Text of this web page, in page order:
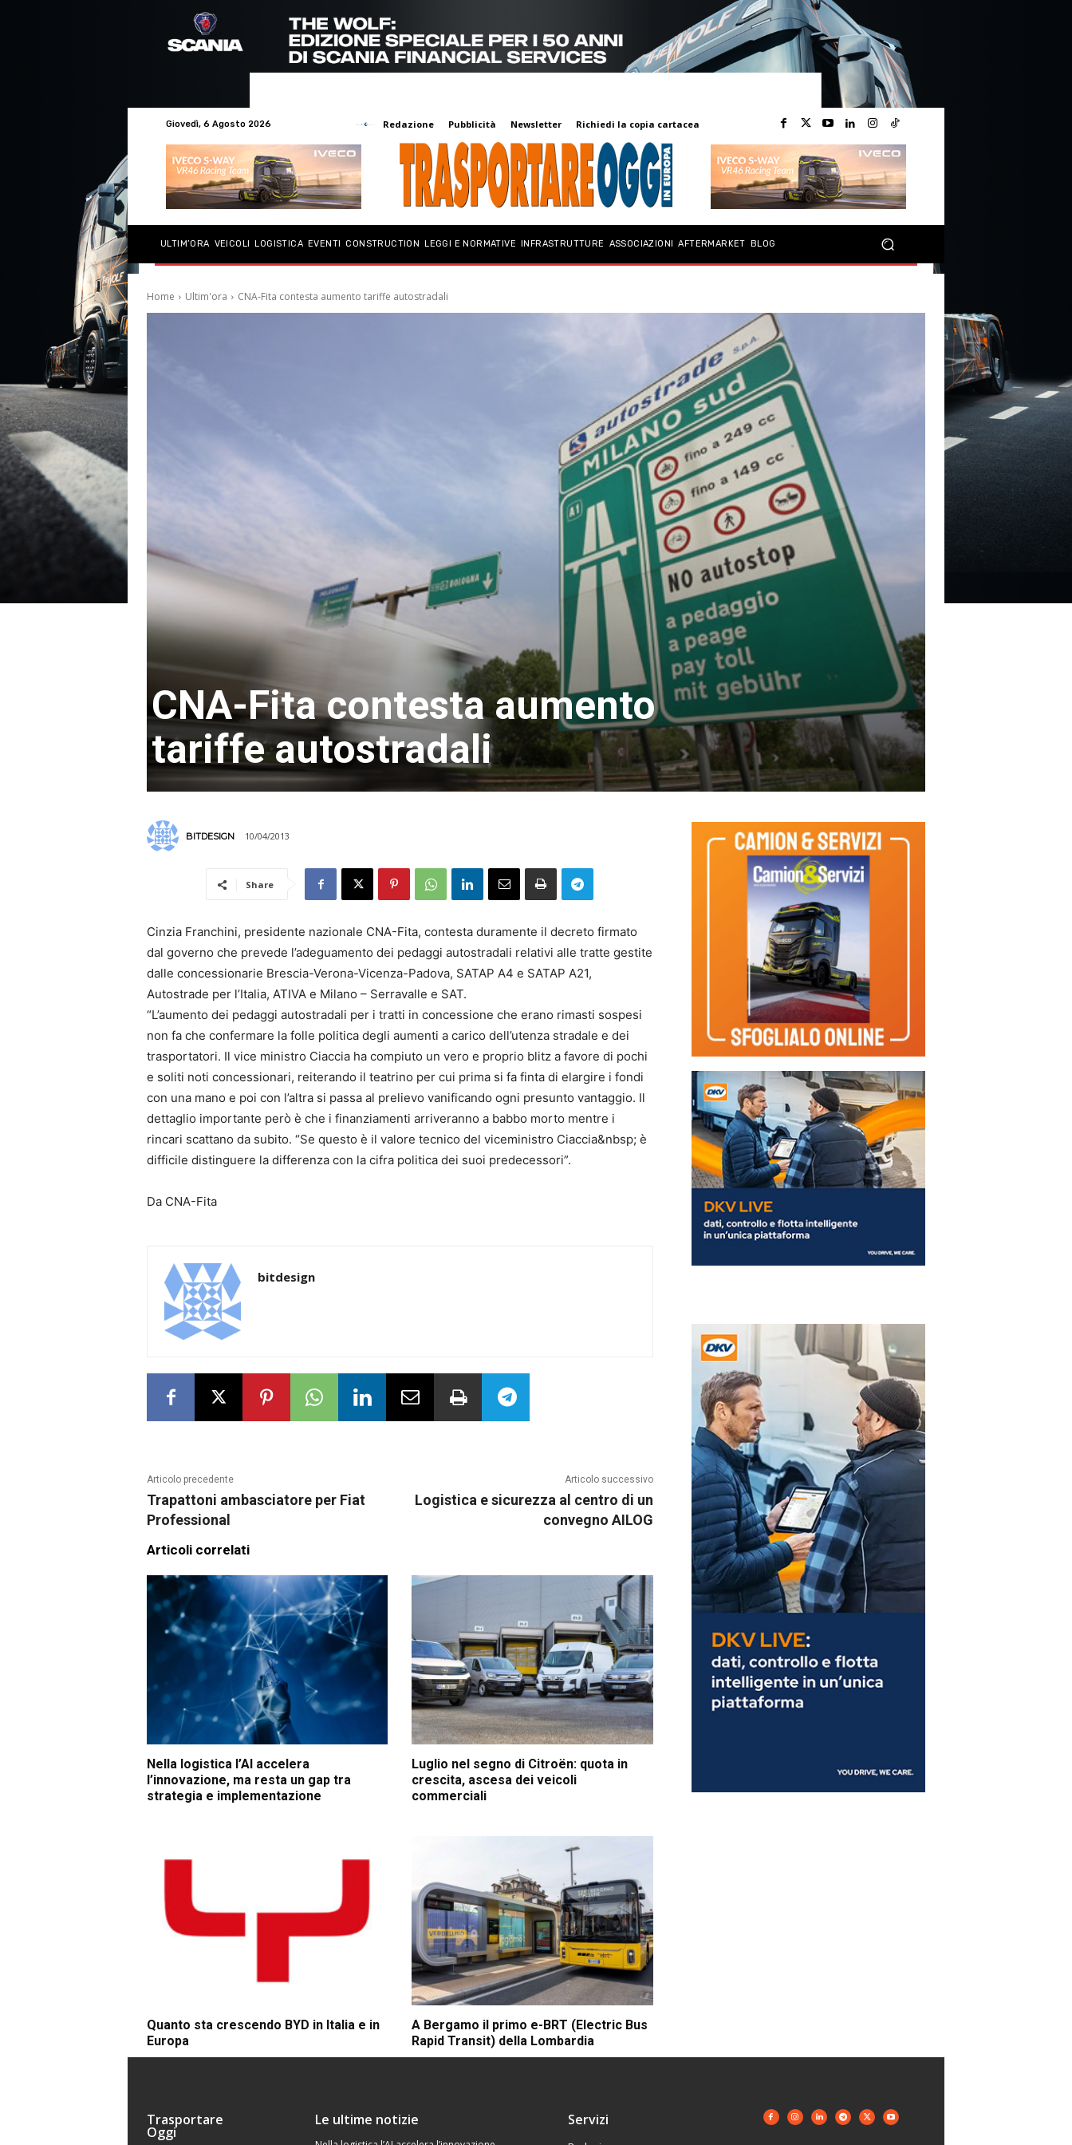
Giovedì, 6 Agosto 2026 Redazione Pubblicità Newsletter Richiedi la copia cartacea
ULTIM’ORA VEICOLI LOGISTICA EVENTI CONSTRUCTION LEGGI E NORMATIVE INFRASTRUTTURE ASSOCIAZIONI AFTERMARKET BLOG
Home Ultim'ora CNA-Fita contesta aumento tariffe autostradali
CNA-Fita contesta aumento
tariffe autostradali
BITDESIGN 10/04/2013
Share
Cinzia Franchini, presidente nazionale CNA-Fita, contesta duramente il decreto firmato
dal governo che prevede l’adeguamento dei pedaggi autostradali relativi alle tratte gestite
dalle concessionarie Brescia-Verona-Vicenza-Padova, SATAP A4 e SATAP A21,
Autostrade per l’Italia, ATIVA e Milano – Serravalle e SAT.
“L’aumento dei pedaggi autostradali per i tratti in concessione che erano rimasti sospesi
non fa che confermare la folle politica degli aumenti a carico dell’utenza stradale e dei
trasportatori. Il vice ministro Ciaccia ha compiuto un vero e proprio blitz a favore di pochi
e soliti noti concessionari, reiterando il teatrino per cui prima si fa finta di elargire i fondi
con una mano e poi con l’altra si passa al prelievo vanificando ogni presunto vantaggio. Il
dettaglio importante però è che i finanziamenti arriveranno a babbo morto mentre i
rincari scattano da subito. “Se questo è il valore tecnico del viceministro Ciaccia&nbsp; è
difficile distinguere la differenza con la cifra politica dei suoi predecessori”.
Da CNA-Fita
bitdesign
Articolo precedente
Trapattoni ambasciatore per Fiat
Professional
Articolo successivo
Logistica e sicurezza al centro di un
convegno AILOG
Articoli correlati
Nella logistica l’AI accelera
l’innovazione, ma resta un gap tra
strategia e implementazione
Luglio nel segno di Citroën: quota in
crescita, ascesa dei veicoli
commerciali
Quanto sta crescendo BYD in Italia e in
Europa
A Bergamo il primo e-BRT (Electric Bus
Rapid Transit) della Lombardia
Trasportare
Oggi
Le ultime notizie Servizi